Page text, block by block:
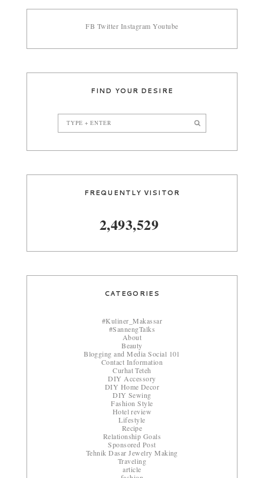
FB Twitter Instagram Youtube
FIND YOUR DESIRE
FREQUENTLY VISITOR
2,493,529
CATEGORIES
#Kuliner_Makassar
#SannengTalks
About
Beauty
Blogging and Media Social 101
Contact Information
Curhat Teteh
DIY Accessory
DIY Home Decor
DIY Sewing
Fashion Style
Hotel review
Lifestyle
Recipe
Relationship Goals
Sponsored Post
Tehnik Dasar Jewelry Making
Traveling
article